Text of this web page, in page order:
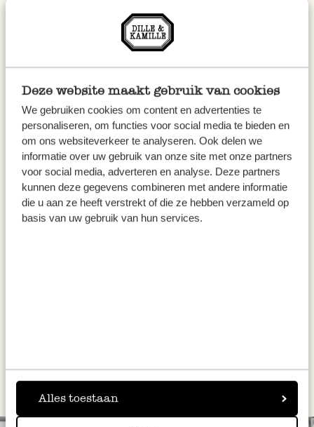
Deze website maakt gebruik van cookies
We gebruiken cookies om content en advertenties te
personaliseren, om functies voor social media te bieden en
om ons websiteverkeer te analyseren. Ook delen we
informatie over uw gebruik van onze site met onze partners
voor social media, adverteren en analyse. Deze partners
kunnen deze gegevens combineren met andere informatie
die u aan ze heeft verstrekt of die ze hebben verzameld op
basis van uw gebruik van hun services.
Alles toestaan
Vermischen Sie nun die Eier-Buttermischung
Geben Sie den Teig in die Gugelhupfform.
Backen Sie den Gugelhupf ca. 45 Minuten und
prüfen Sie mit einem Kuchentester, ob der
Kuchen gar ist.
Lassen Sie den Kuchen ca. 10 Minuten in der